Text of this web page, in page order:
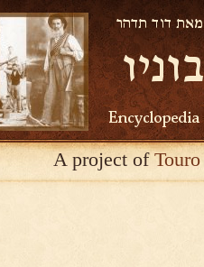
A project of